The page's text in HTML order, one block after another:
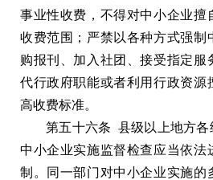
事业性收费，不得对中小企业擅
收费范围；严禁以各种方式强制
购报刊、加入社团、接受指定服
代行政府职能或者利用行政资源
高收费标准。
第五十六条 县级以上地方
中小企业实施监督检查应当依法
制。同一部门对中小企业实施的